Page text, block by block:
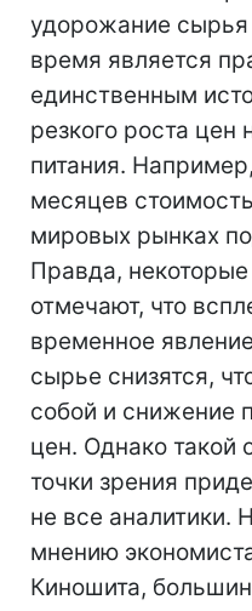
удорожание
время является
единственным
резкого роста цен
питания.
месяцев
мировых рынках
Правда,
отмечают, что
временное
сырье снизятся,
собой и снижение
цен. Однако такой
точки зрения
не все аналитики.
мнению
Киношита,